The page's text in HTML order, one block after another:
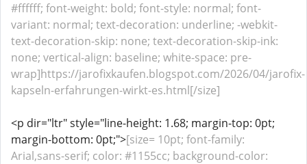
#ffffff; font-weight: bold; font-style: normal; font-
variant: normal; text-decoration: underline; -webkit-
text-decoration-skip: none; text-decoration-skip-ink:
none; vertical-align: baseline; white-space: pre-
wrap]https://jarofixkaufen.blogspot.com/2026/04/jarofix-
kapseln-erfahrungen-wirkt-es.html[/size]
<p dir="ltr" style="line-height: 1.68; margin-top: 0pt;
margin-bottom: 0pt;">[size= 10pt; font-family:
Arial,sans-serif; color: #1155cc; background-color: